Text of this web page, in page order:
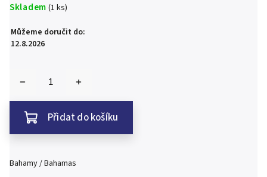
Skladem (1 ks)
Můžeme doručit do:
12.8.2026
Přidat do košíku
Bahamy / Bahamas